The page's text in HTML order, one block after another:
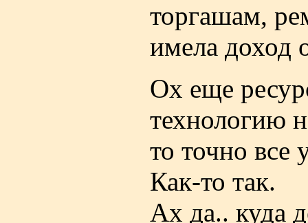
торгашам,
имела доход
Ох еще
технологию
то точно все
Как-то так.
Ах да.. куда